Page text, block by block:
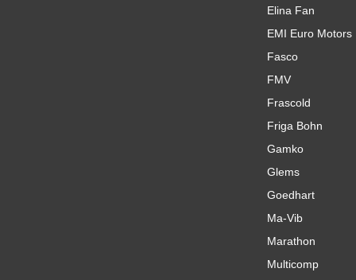
Elina Fan
EMI Euro Motors
Fasco
FMV
Frascold
Friga Bohn
Gamko
Glems
Goedhart
Ma-Vib
Marathon
Multicomp